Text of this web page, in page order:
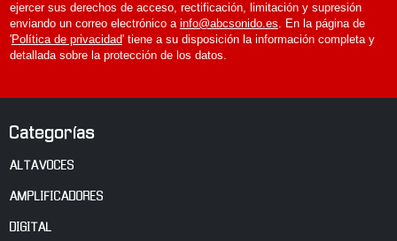
ejercer sus derechos de acceso, rectificación, limitación y supresión
enviando un correo electrónico a info@abcsonido.es. En la página de
'Política de privacidad' tiene a su disposición la información completa y
detallada sobre la protección de los datos.
Categorías
ALTAVOCES
AMPLIFICADORES
DIGITAL